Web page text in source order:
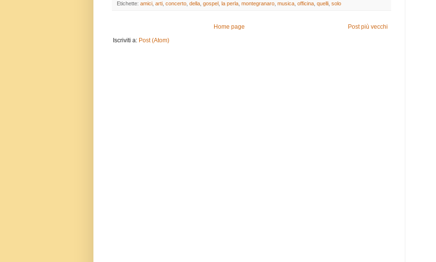
Etichette: amici arti concerto della gospel la perla montegranaro musica officina quelli solo
Post più vecchi
Home page
Iscriviti a: Post (Atom)